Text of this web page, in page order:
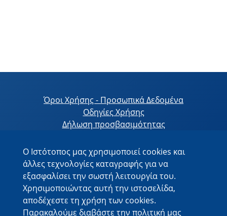
Ο Ιστότοπος μας χρησιμοποιεί cookies και
άλλες τεχνολογίες καταγραφής για να
εξασφαλίσει την σωστή λειτουργία του.
Χρησιμοποιώντας αυτή την ιστοσελίδα,
αποδέχεστε τη χρήση των cookies.
Παρακαλούμε διαβάστε την πολιτική μας
Όροι Χρήσης - Προσωπικά Δεδομένα
Οδηγίες Χρήσης
Δήλωση προσβασιμότητας
Με τη συνεργασία